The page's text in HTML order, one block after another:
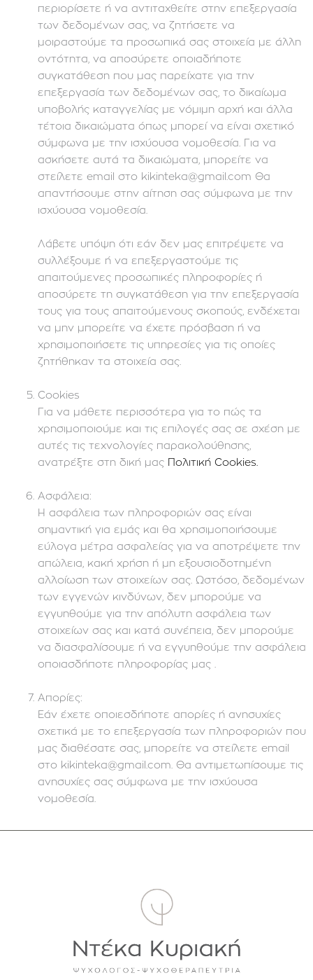
περιορίσετε ή να αντιταχθείτε στην επεξεργασία
των δεδομένων σας, να ζητήσετε να
μοιραστούμε τα προσωπικά σας στοιχεία με άλλη
οντότητα, να αποσύρετε οποιαδήποτε
συγκατάθεση που μας παρείχατε για την
επεξεργασία των δεδομένων σας, το δικαίωμα
υποβολής καταγγελίας με νόμιμη αρχή και άλλα
τέτοια δικαιώματα όπως μπορεί να είναι σχετικό
σύμφωνα με την ισχύουσα νομοθεσία. Για να
ασκήσετε αυτά τα δικαιώματα, μπορείτε να
στείλετε email στο kikinteka@gmail.com Θα
απαντήσουμε στην αίτηση σας σύμφωνα με την
ισχύουσα νομοθεσία.
Λάβετε υπόψη ότι εάν δεν μας επιτρέψετε να
συλλέξουμε ή να επεξεργαστούμε τις
απαιτούμενες προσωπικές πληροφορίες ή
αποσύρετε τη συγκατάθεση για την επεξεργασία
τους για τους απαιτούμενους σκοπούς, ενδέχεται
να μην μπορείτε να έχετε πρόσβαση ή να
χρησιμοποιήσετε τις υπηρεσίες για τις οποίες
ζητήθηκαν τα στοιχεία σας.
Cookies
Για να μάθετε περισσότερα για το πώς τα
χρησιμοποιούμε και τις επιλογές σας σε σχέση με
αυτές τις τεχνολογίες παρακολούθησης,
ανατρέξτε στη δική μας
Πολιτική Cookies.
Ασφάλεια:
Η ασφάλεια των πληροφοριών σας είναι
σημαντική για εμάς και θα χρησιμοποιήσουμε
εύλογα μέτρα ασφαλείας για να αποτρέψετε την
απώλεια, κακή χρήση ή μη εξουσιοδοτημένη
αλλοίωση των στοιχείων σας. Ωστόσο, δεδομένων
των εγγενών κινδύνων, δεν μπορούμε να
εγγυηθούμε για την απόλυτη ασφάλεια των
στοιχείων σας και κατά συνέπεια, δεν μπορούμε
να διασφαλίσουμε ή να εγγυηθούμε την ασφάλεια
οποιασδήποτε πληροφορίας μας .
Απορίες:
Εάν έχετε οποιεσδήποτε απορίες ή ανησυχίες
σχετικά με το επεξεργασία των πληροφοριών που
μας διαθέσατε σας, μπορείτε να στείλετε email
στο kikinteka@gmail.com. Θα αντιμετωπίσουμε τις
ανησυχίες σας σύμφωνα με την ισχύουσα
νομοθεσία.